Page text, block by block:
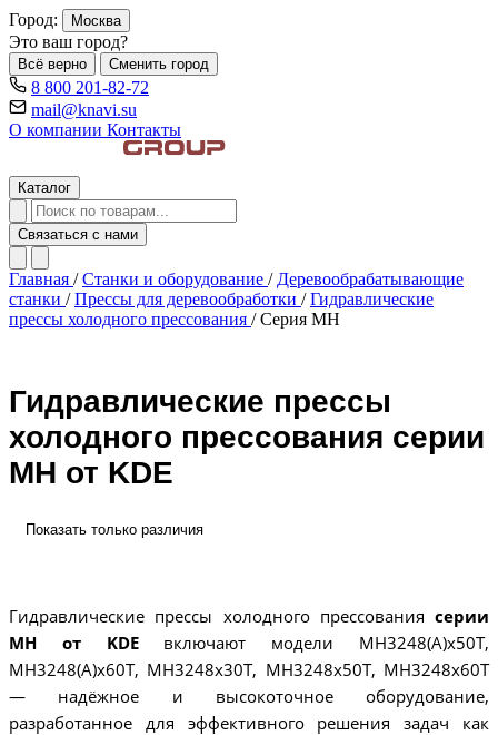
Город: Москва
Это ваш город?
Всё верно Сменить город
8 800 201-82-72
mail@knavi.su
О компании Контакты
Каталог
Связаться с нами
Главная / Станки и оборудование / Деревообрабатывающие
станки / Прессы для деревообработки / Гидравлические
прессы холодного прессования / Серия MH
Гидравлические прессы
холодного прессования серии
MH от KDE
Показать только различия
Гидравлические прессы холодного прессования серии
MH от KDEвключают модели MH3248(A)x50T,
MH3248(A)x60T, MH3248x30T, MH3248x50T, MH3248x60T
— надёжное и высокоточное оборудование,
разработанное для эффективного решения задач как